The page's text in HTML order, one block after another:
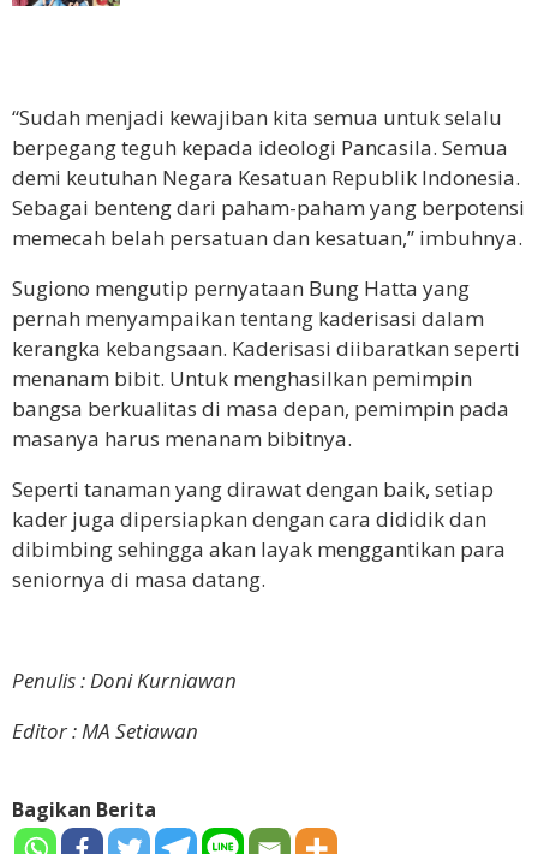
“Sudah menjadi kewajiban kita semua untuk selalu
berpegang teguh kepada ideologi Pancasila. Semua
demi keutuhan Negara Kesatuan Republik Indonesia.
Sebagai benteng dari paham-paham yang berpotensi
memecah belah persatuan dan kesatuan,” imbuhnya.
Sugiono mengutip pernyataan Bung Hatta yang
pernah menyampaikan tentang kaderisasi dalam
kerangka kebangsaan. Kaderisasi diibaratkan seperti
menanam bibit. Untuk menghasilkan pemimpin
bangsa berkualitas di masa depan, pemimpin pada
masanya harus menanam bibitnya.
Seperti tanaman yang dirawat dengan baik, setiap
kader juga dipersiapkan dengan cara dididik dan
dibimbing sehingga akan layak menggantikan para
seniornya di masa datang.
Penulis : Doni Kurniawan
Editor : MA Setiawan
Bagikan Berita